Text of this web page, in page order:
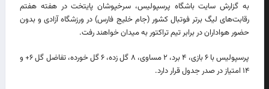
به گزارش سایت باشگاه پرسپولیس، سرخپوشان پایتخت در هفته هفتم
رقابت‌های لیگ برتر فوتبال کشور (جام خلیج فارس) در ورزشگاه آزادی و بدون
حضور هواداران در برابر تیم تراکتور به میدان خواهند رفت.
پرسپولیس با ۶ بازی، ۴ برد، ۲ مساوی، ۸ گل زده، ۶ گل خورده، تفاضل گل ۶+ و
۱۴ امتیاز در صدر جدول قرار دارد.